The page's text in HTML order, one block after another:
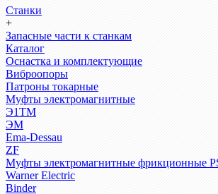
Станки
+
Запасные части к станкам
Каталог
Оснастка и комплектующие
Виброопоры
Патроны токарные
Муфты электромагнитные
Э1ТМ
ЭМ
Ema-Dessau
ZF
Муфты электромагнитные фрикционные
Warner Electric
Binder